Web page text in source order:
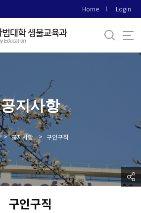
Home Login
공지사항
> 공지사항 > 구인구직
구인구직